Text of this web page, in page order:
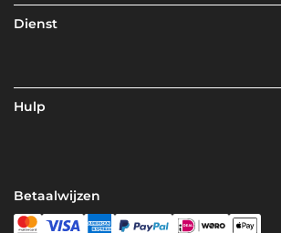
Dienst
Hulp
Betaalwijzen